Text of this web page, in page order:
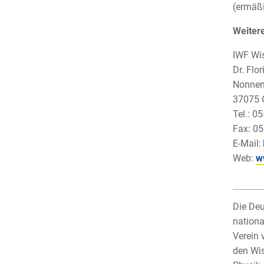
IWF
Dr.
37075
Tel.:
Fax:
E-Mail:
Web:
Die
Verein
den